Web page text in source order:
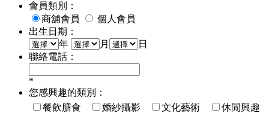
會員類別：
商舖會員
個人會員
出生日期：
年
月
日
聯絡電話：
*
您感興趣的類別：
餐飲膳食
婚紗攝影 文化藝術
休閒興趣